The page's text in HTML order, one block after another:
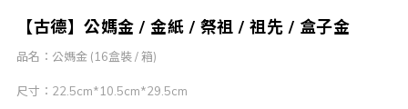
【古德】公媽金 / 金紙 / 祭祖 / 祖先 / 盒子金
品名：公媽金 (16盒裝 / 箱)
尺寸：22.5cm*10.5cm*29.5cm